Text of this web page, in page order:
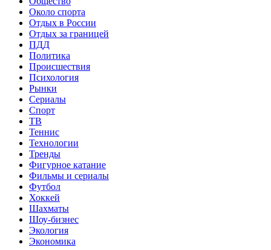
Около спорта
Отдых в России
Отдых за границей
ПДД
Политика
Происшествия
Психология
Рынки
Сериалы
Спорт
ТВ
Теннис
Технологии
Тренды
Фигурное катание
Фильмы и сериалы
Футбол
Хоккей
Шахматы
Шоу-бизнес
Экология
Экономика